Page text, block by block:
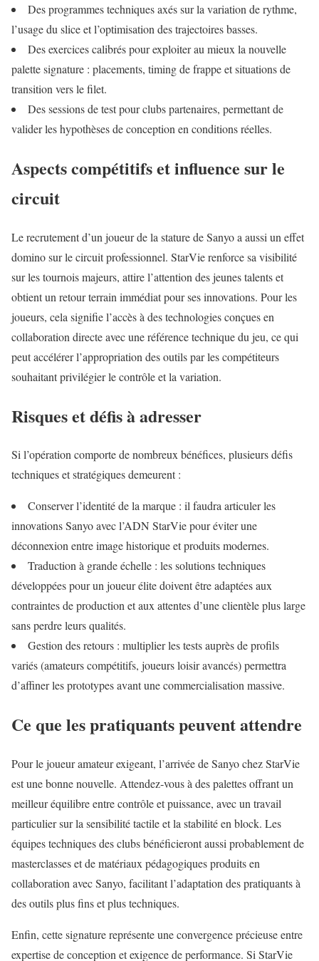
Des programmes techniques axés sur la variation de rythme,
l’usage du slice et l’optimisation des trajectoires basses.
Des exercices calibrés pour exploiter au mieux la nouvelle
palette signature : placements, timing de frappe et situations de
transition vers le filet.
Des sessions de test pour clubs partenaires, permettant de
valider les hypothèses de conception en conditions réelles.
Aspects compétitifs et influence sur le
circuit
Le recrutement d’un joueur de la stature de Sanyo a aussi un effet
domino sur le circuit professionnel. StarVie renforce sa visibilité
sur les tournois majeurs, attire l’attention des jeunes talents et
obtient un retour terrain immédiat pour ses innovations. Pour les
joueurs, cela signifie l’accès à des technologies conçues en
collaboration directe avec une référence technique du jeu, ce qui
peut accélérer l’appropriation des outils par les compétiteurs
souhaitant privilégier le contrôle et la variation.
Risques et défis à adresser
Si l’opération comporte de nombreux bénéfices, plusieurs défis
techniques et stratégiques demeurent :
Conserver l’identité de la marque : il faudra articuler les
innovations Sanyo avec l’ADN StarVie pour éviter une
déconnexion entre image historique et produits modernes.
Traduction à grande échelle : les solutions techniques
développées pour un joueur élite doivent être adaptées aux
contraintes de production et aux attentes d’une clientèle plus large
sans perdre leurs qualités.
Gestion des retours : multiplier les tests auprès de profils
variés (amateurs compétitifs, joueurs loisir avancés) permettra
d’affiner les prototypes avant une commercialisation massive.
Ce que les pratiquants peuvent attendre
Pour le joueur amateur exigeant, l’arrivée de Sanyo chez StarVie
est une bonne nouvelle. Attendez‑vous à des palettes offrant un
meilleur équilibre entre contrôle et puissance, avec un travail
particulier sur la sensibilité tactile et la stabilité en block. Les
équipes techniques des clubs bénéficieront aussi probablement de
masterclasses et de matériaux pédagogiques produits en
collaboration avec Sanyo, facilitant l’adaptation des pratiquants à
des outils plus fins et plus techniques.
Enfin, cette signature représente une convergence précieuse entre
expertise de conception et exigence de performance. Si StarVie